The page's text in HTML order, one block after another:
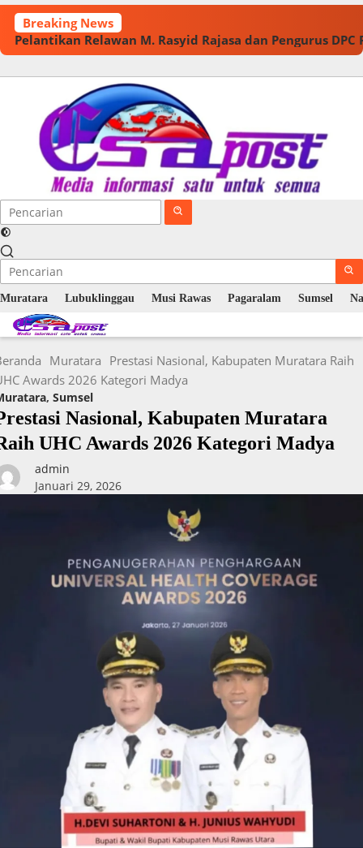
Langsung
konten
Breaking News
Pelantikan Relawan M. Rasyid Rajasa dan Pengurus
Muratara Lubuklinggau Musi Rawas Pagaralam Sumsel
Muratara Prestasi Nasional, Kabupaten Muratara Raih
Awards 2026 Kategori Madya
, Sumsel
Nasional, Kabupaten Muratara
UHC Awards 2026 Kategori Madya
admin
Januari 29, 2026